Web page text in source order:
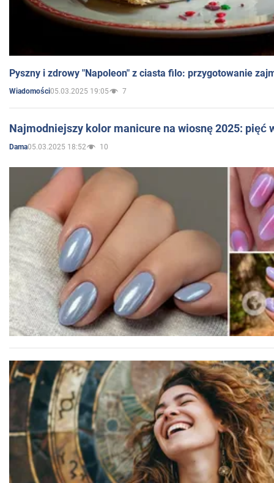
Pyszny i zdrowy "Napoleon" z ciasta filo: przygotowanie
Wiadomości05.03.2025 19:05 7
Najmodniejszy kolor manicure na wiosnę 2025: pięć
Dama05.03.2025 18:52 10